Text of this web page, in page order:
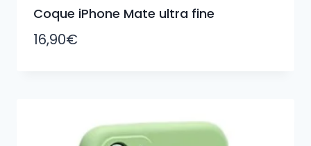
Coque iPhone Mate ultra fine
16,90€